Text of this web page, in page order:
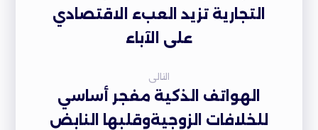
التجارية تزيد العبء الاقتصادي
على الآباء
التالى
الهواتف الذكية مفجر أساسي
للخلافات الزوجيةوقلبها النابض